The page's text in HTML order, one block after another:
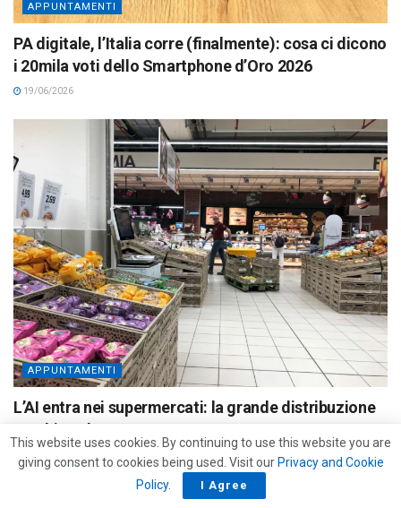
APPUNTAMENTI
PA digitale, l’Italia corre (finalmente): cosa ci dicono
i 20mila voti dello Smartphone d’Oro 2026
19/06/2026
APPUNTAMENTI
L’AI entra nei supermercati: la grande distribuzione
cambia volto
11/06/2026
This website uses cookies. By continuing to use this website you are
giving consent to cookies being used. Visit our Privacy and Cookie
Policy. I Agree